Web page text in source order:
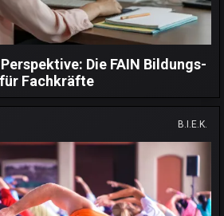
Die FAIN Bildungs-
Fachkräfte
B.I.E.K.